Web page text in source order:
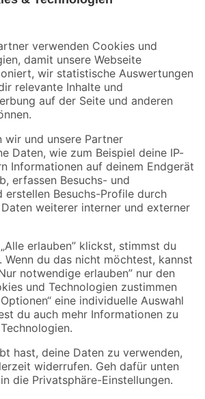
Angebote und Aktionen mehr verpassen!
Versandarten
gesetzl. MwSt.. Die dargestellten Angebote sind unter
verfügbar. Die angegebenen Verfügbarkeiten beziehen